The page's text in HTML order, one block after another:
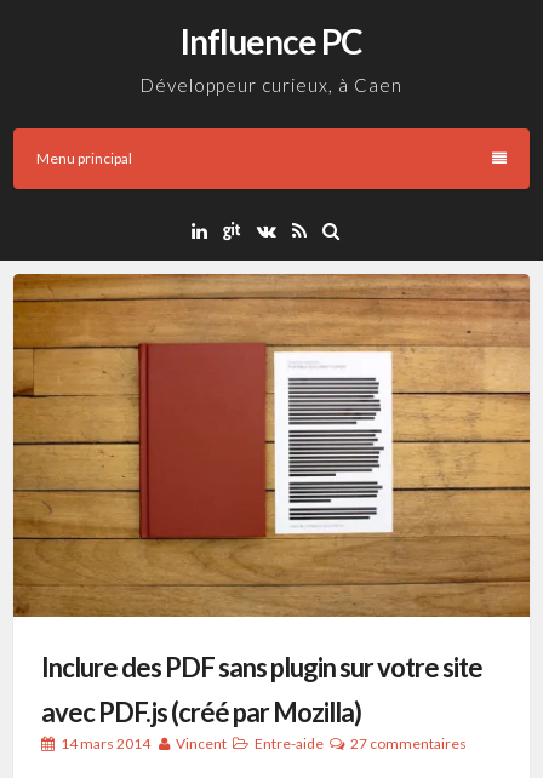
Influence PC
Développeur curieux, à Caen
Menu principal
Inclure des PDF sans plugin sur votre site
avec PDF.js (créé par Mozilla)
14 mars 2014 Vincent Entre-aide 27 commentaires